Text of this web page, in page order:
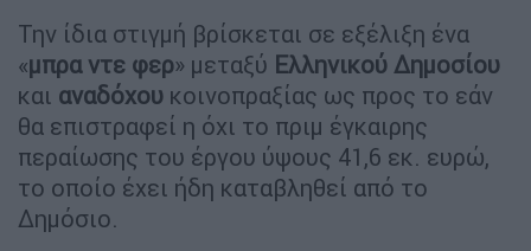
Την ίδια στιγμή βρίσκεται σε εξέλιξη ένα
«μπρα ντε φερ» μεταξύ Ελληνικού Δημοσίου
και αναδόχου κοινοπραξίας ως προς το εάν
θα επιστραφεί η όχι το πριμ έγκαιρης
περαίωσης του έργου ύψους 41,6 εκ. ευρώ,
το οποίο έχει ήδη καταβληθεί από το
Δημόσιο.